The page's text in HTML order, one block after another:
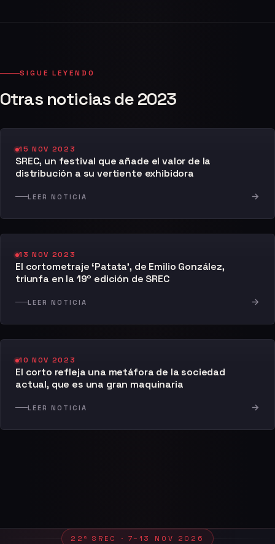
SIGUE LEYENDO
Otras noticias de 2023
15 NOV 2023
SREC, un festival que añade el valor de la
distribución a su vertiente exhibidora
LEER NOTICIA →
13 NOV 2023
El cortometraje ‘Patata’, de Emilio González,
triunfa en la 19º edición de SREC
LEER NOTICIA →
10 NOV 2023
El corto refleja una metáfora de la sociedad
actual, que es una gran maquinaria
LEER NOTICIA →
22ª SREC · 7–13 NOV 2026